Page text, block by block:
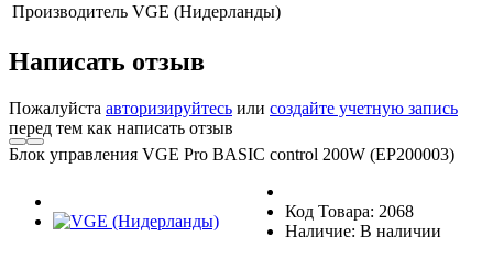
Производитель VGE (Нидерланды)
Написать отзыв
Пожалуйста авторизируйтесь или создайте учетную запись
перед тем как написать отзыв
Блок управления VGE Pro BASIC control 200W (EP200003)
Код Товара: 2068
Наличие: В наличии